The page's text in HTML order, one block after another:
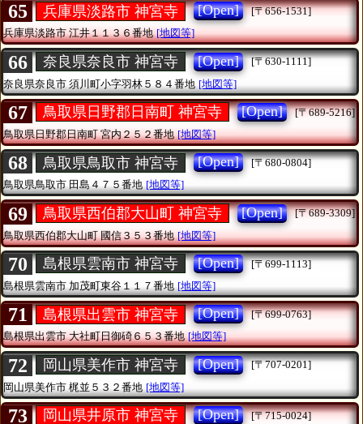
65 兵庫県淡路市 神宮寺 [Open]
[〒656-1531]
兵庫県淡路市江井１１３６番地 [地図等]
66 奈良県奈良市 神宮寺 [Open]
[〒630-1111]
奈良県奈良市 須川町小字羽林５８４番地 [地図等]
67 鳥取県日野郡日南町 神宮寺 [Open]
[〒689-5216]
鳥取県日野郡日南町宮内２５２番地 [地図等]
68 鳥取県鳥取市 神宮寺 [Open]
[〒680-0804]
鳥取県鳥取市田島４７５番地 [地図等]
69 鳥取県西伯郡大山町 神宮寺 [Open]
[〒689-3309]
鳥取県西伯郡大山町國信３５３番地 [地図等]
70 島根県雲南市 神宮寺 [Open]
[〒699-1113]
島根県雲南市 加茂町東谷１１７番地 [地図等]
71 島根県出雲市 神宮寺 [Open]
[〒699-0763]
島根県出雲市大社町日御碕６５３番地 [地図等]
72 岡山県美作市 神宮寺 [Open]
[〒707-0201]
岡山県美作市 梶並５３２番地 [地図等]
73 岡山県井原市 神宮寺 [Open]
[〒715-0024]